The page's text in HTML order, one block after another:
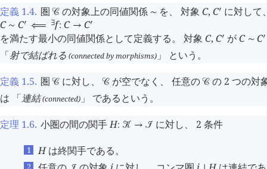
定義 1.4. 圏󰒚 の対象上の同値関係 ∼ を、 対象 C, C󰎘 に対して
C ∼ C󰎘 ⟸ ∃f: C → C󰎘
を満たす最小の同値関係として定義する。 対象 C, C󰎘 がC ∼ C󰎘
「射で結ばれる (connected by morphisms) 」 という。
定義 1.5. 圏󰒚 に対し、󰒚 が空でなく、 任意の󰒚 の 2 つの対
は 「連結(connected) 」 であるという。
定理 1.6. 小圏の間の関手H: 󰒢 → 󰒠 に対し、 2 条件
Hは終関手である。